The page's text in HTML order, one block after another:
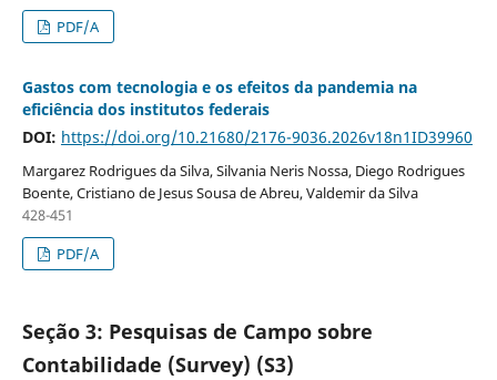
PDF/A
Gastos com tecnologia e os efeitos da pandemia na
eficiência dos institutos federais
DOI: https://doi.org/10.21680/2176-9036.2026v18n1ID39960
Margarez Rodrigues da Silva, Silvania Neris Nossa, Diego Rodrigues
Boente, Cristiano de Jesus Sousa de Abreu, Valdemir da Silva
428-451
PDF/A
Seção 3: Pesquisas de Campo sobre
Contabilidade (Survey) (S3)